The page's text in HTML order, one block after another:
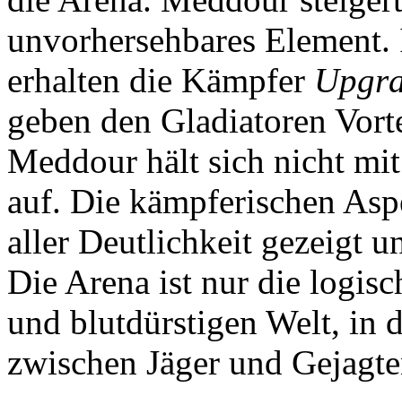
unvorhersehbares
erhalten die Kämpfer
geben den Gladiatoren
Meddour hält sich nicht
auf. Die kämpferischen
aller Deutlichkeit gezeigt
Die Arena ist nur die
und blutdürstigen Welt, in
zwischen Jäger und